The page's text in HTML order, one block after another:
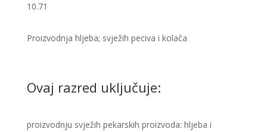
10.71
Proizvodnja hljeba; svježih peciva i kolača
Ovaj razred uključuje:
​proizvodnju svježih pekarskih proizvoda: hljeba i